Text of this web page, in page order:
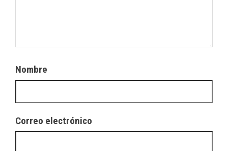
Nombre
Correo electrónico